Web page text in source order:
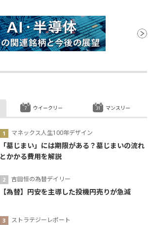
マネックス人生100年デザイン
「墓じまい」には期限がある？墓じまいの流れ
とかかる費用を解説
吉田恒の為替デイリー
【為替】円安を主導した投機円売りが急減
ストラテジーレポート
ウイークリー マンスリー